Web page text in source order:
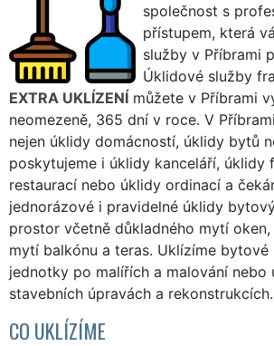
společnost s
přístupem, která
služby v Příbrami
Úklidové služby
EXTRA UKLÍZENÍ můžete v Příbrami
neomezeně, 365 dní v roce. V
nejen úklidy domácností, úklidy bytů
poskytujeme i úklidy kanceláří, úklidy
restaurací nebo úklidy ordinací a
jednorázové i pravidelné úklidy
prostor včetně důkladného mytí
mytí balkónu a teras. Uklízíme
jednotky po malířích a malování nebo
stavebních úpravách a rekonstrukcích.
CO UKLÍZÍME